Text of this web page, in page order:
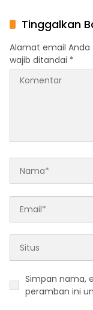
Tinggalkan
Alamat email Anda
wajib ditandai *
Simpan nama,
peramban ini